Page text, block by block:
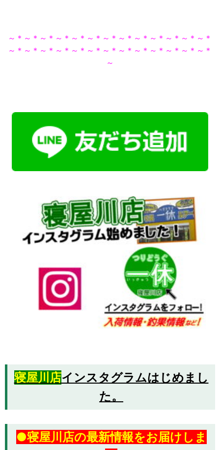
～＊～＊～＊～＊～＊～＊～＊～＊～＊～＊～＊～＊～＊
～＊～＊～＊～＊～＊～＊～＊～＊～＊～＊～＊～＊～＊
～
寝屋川店インスタグラムはじめまし
た。
●寝屋川店の最新情報をお届けしま